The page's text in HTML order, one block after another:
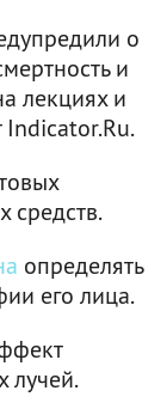
о
и
лекциях и
Indicator.Ru.
средств.
определять
его лица.
лучей.